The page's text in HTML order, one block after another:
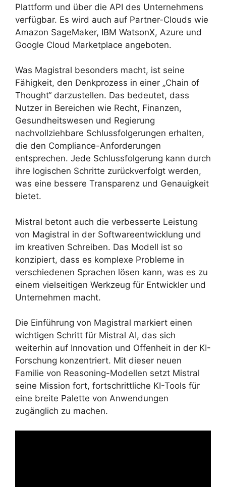
Plattform und über die API des Unternehmens
verfügbar. Es wird auch auf Partner-Clouds wie
Amazon SageMaker, IBM WatsonX, Azure und
Google Cloud Marketplace angeboten.
Was Magistral besonders macht, ist seine
Fähigkeit, den Denkprozess in einer „Chain of
Thought“ darzustellen. Das bedeutet, dass
Nutzer in Bereichen wie Recht, Finanzen,
Gesundheitswesen und Regierung
nachvollziehbare Schlussfolgerungen erhalten,
die den Compliance-Anforderungen
entsprechen. Jede Schlussfolgerung kann durch
ihre logischen Schritte zurückverfolgt werden,
was eine bessere Transparenz und Genauigkeit
bietet.
Mistral betont auch die verbesserte Leistung
von Magistral in der Softwareentwicklung und
im kreativen Schreiben. Das Modell ist so
konzipiert, dass es komplexe Probleme in
verschiedenen Sprachen lösen kann, was es zu
einem vielseitigen Werkzeug für Entwickler und
Unternehmen macht.
Die Einführung von Magistral markiert einen
wichtigen Schritt für Mistral AI, das sich
weiterhin auf Innovation und Offenheit in der KI-
Forschung konzentriert. Mit dieser neuen
Familie von Reasoning-Modellen setzt Mistral
seine Mission fort, fortschrittliche KI-Tools für
eine breite Palette von Anwendungen
zugänglich zu machen.